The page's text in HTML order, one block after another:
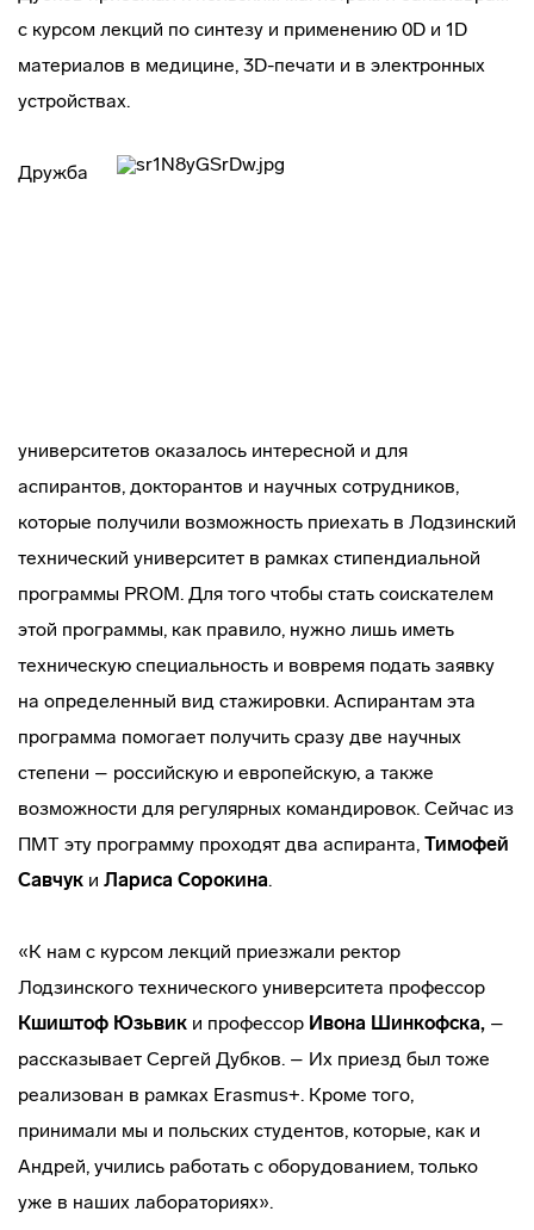
с курсом лекций по синтезу и применению 0D и 1D
материалов в медицине, 3D-печати и в электронных
устройствах.
Дружба
университетов оказалось интересной и для
аспирантов, докторантов и научных сотрудников,
которые получили возможность приехать в Лодзинский
технический университет в рамках стипендиальной
программы PROM. Для того чтобы стать соискателем
этой программы, как правило, нужно лишь иметь
техническую специальность и вовремя подать заявку
на определенный вид стажировки. Аспирантам эта
программа помогает получить сразу две научных
степени – российскую и европейскую, а также
возможности для регулярных командировок. Сейчас из
ПМТ эту программу проходят два аспиранта, Тимофей
Савчук и Лариса Сорокина.
«К нам с курсом лекций приезжали ректор
Лодзинского технического университета профессор
Кшиштоф Юзьвик и профессор Ивона Шинкофска, –
рассказывает Сергей Дубков. – Их приезд был тоже
реализован в рамках Erasmus+. Кроме того,
принимали мы и польских студентов, которые, как и
Андрей, учились работать с оборудованием, только
уже в наших лабораториях».